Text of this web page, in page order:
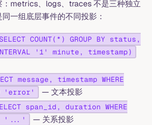
：metrics、logs、traces 不是三种独立
一组底层事件的不同投影：
COUNT(*) GROUP BY status,
'1' minute, timestamp)
message, timestamp WHERE
'error'
— 文本投影
span_id, duration WHERE
'...'
— 关系投影